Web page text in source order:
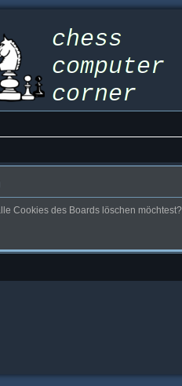
Cookies des Boards löschen möchtest?